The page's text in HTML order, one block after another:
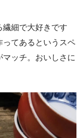
繊細で大好きです
ってあるというスペ
ッチ。おいしさに